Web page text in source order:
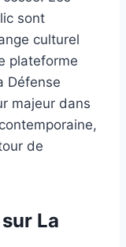
sont
culturel
plateforme
Défense
majeur dans
de
La